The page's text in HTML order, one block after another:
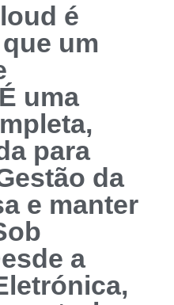
é
um
uma
para
da
e manter
a